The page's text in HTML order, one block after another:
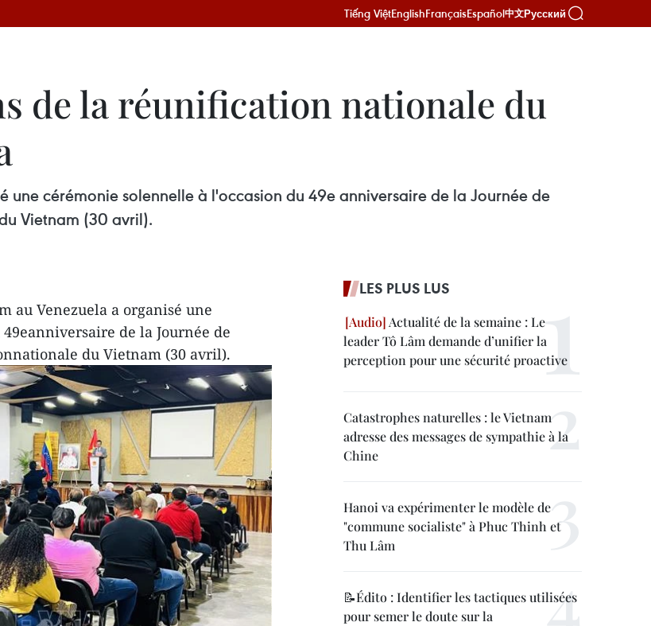
Tiếng ViệtEnglishFrançaisEspañol中文Русский
de la réunification nationale du
une cérémonie solennelle à l'occasion du 49e anniversaire de la Journée de
Vietnam (30 avril).
au Venezuela a organisé une
de la Journée de
du Vietnam (30 avril).
LES PLUS LUS
Actualité de la semaine : Le
leader Tô Lâm demande d’unifier la
perception pour une sécurité proactive
Catastrophes naturelles : le Vietnam
adresse des messages de sympathie à la
Chine
Hanoi va expérimenter le modèle de
"commune socialiste" à Phuc Thinh et
Thu Lâm
📝Édito : Identifier les tactiques utilisées
pour semer le doute sur la